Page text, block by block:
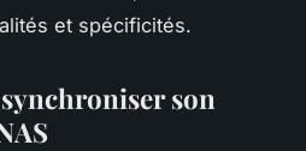
et spécificités.
son